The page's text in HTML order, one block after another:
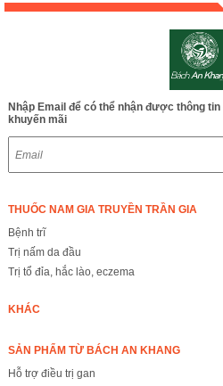
Nhập Email để có thể nhận được thông
khuyến mãi
THUỐC NAM GIA TRUYỀN TRẦN GIA
Bệnh trĩ
Trị nấm da đầu
Trị tổ đỉa, hắc lào, eczema
KHÁC
SẢN PHẨM TỪ BÁCH AN KHANG
Hỗ trợ điều trị gan